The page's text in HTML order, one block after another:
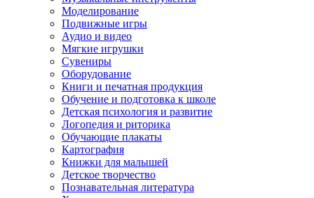
Моделирование
Подвижные игры
Аудио и видео
Мягкие игрушки
Сувениры
Оборудование
Книги и печатная продукция
Обучение и подготовка к школе
Детская психология и развитие
Логопедия и риторика
Обучающие плакаты
Картография
Книжки для малышей
Детское творчество
Познавательная литература